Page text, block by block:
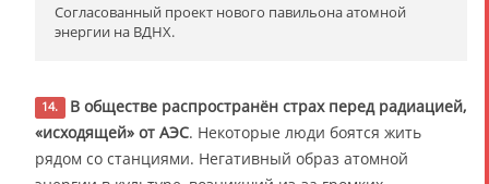
Согласованный проект нового павильона атомной
энергии на ВДНХ.
14.
В обществе распространён страх перед радиацией,
«исходящей» от АЭС. Некоторые люди боятся жить
рядом со станциями. Негативный образ атомной